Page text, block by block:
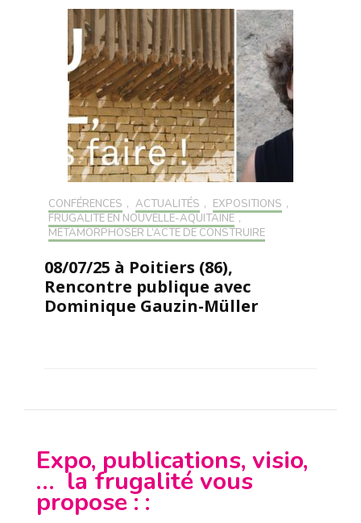
CONFÉRENCES , ACTUALITÉS , EXPOSITIONS ,
FRUGALITÉ EN NOUVELLE-AQUITAINE ,
MÉTAMORPHOSER L’ACTE DE CONSTRUIRE
08/07/25 à Poitiers (86),
Rencontre publique avec
Dominique Gauzin-Müller
Expo, publications, visio,
… la frugalité vous
propose : :